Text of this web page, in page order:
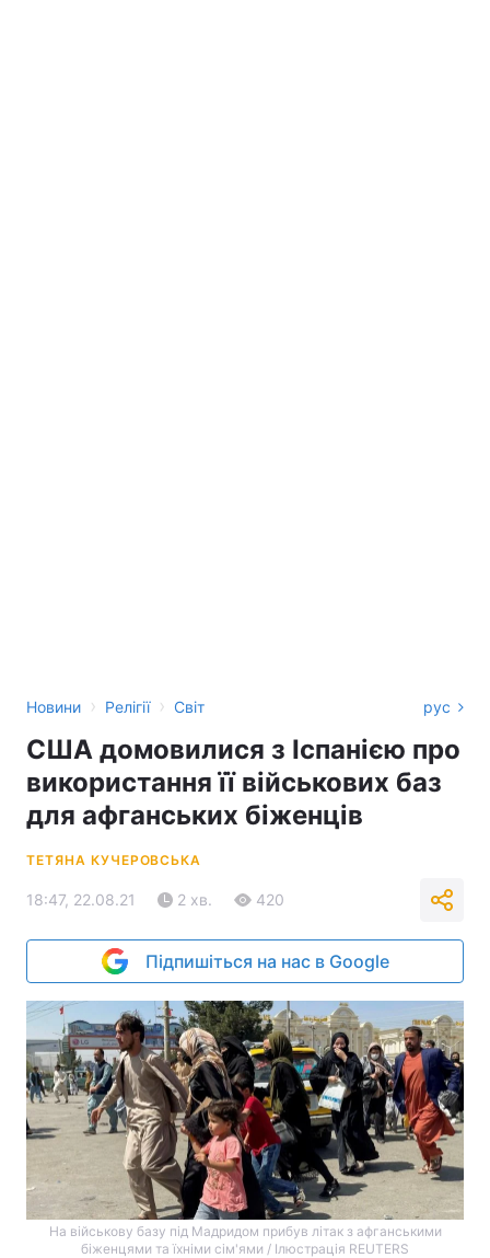
Новини › Релігії › Світ рус
США домовилися з Іспанією про
використання її військових баз
для афганських біженців
ТЕТЯНА КУЧЕРОВСЬКА
18:47, 22.08.21 2 хв. 420
Підпишіться на нас в Google
На військову базу під Мадридом прибув літак з афганськими
біженцями та їхніми сім'ями / Ілюстрація REUTERS